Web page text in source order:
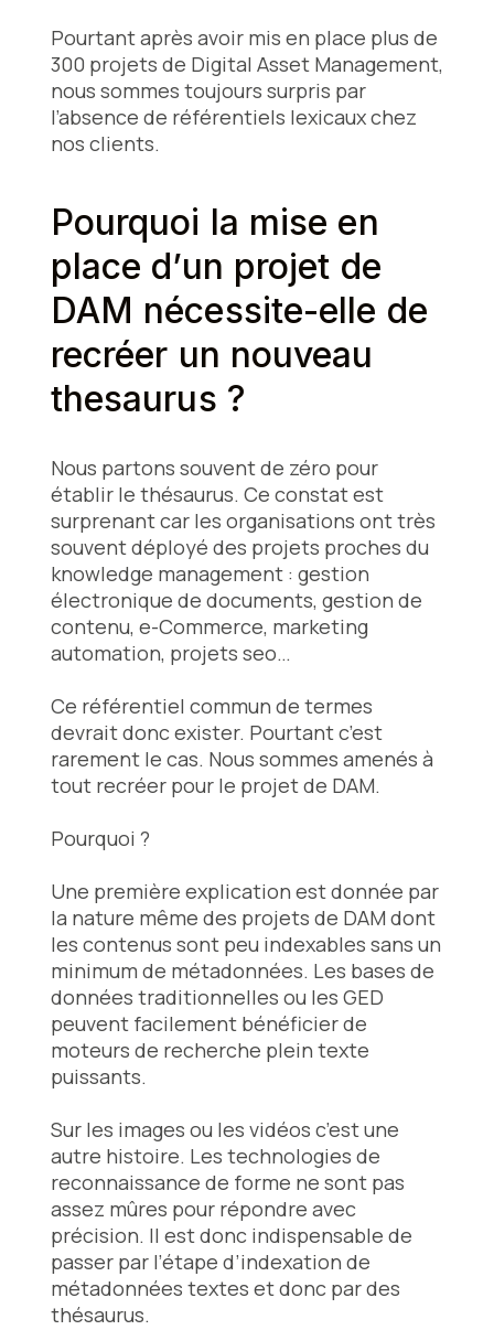
Pourtant après avoir mis en place plus de
300 projets de Digital Asset Management,
nous sommes toujours surpris par
l’absence de référentiels lexicaux chez
nos clients.
Pourquoi la mise en
place d’un projet de
DAM nécessite-elle de
recréer un nouveau
thesaurus ?
Nous partons souvent de zéro pour
établir le thésaurus. Ce constat est
surprenant car les organisations ont très
souvent déployé des projets proches du
knowledge management : gestion
électronique de documents, gestion de
contenu, e-Commerce, marketing
automation, projets seo…
Ce référentiel commun de termes
devrait donc exister. Pourtant c’est
rarement le cas. Nous sommes amenés à
tout recréer pour le projet de DAM.
Pourquoi ?
Une première explication est donnée par
la nature même des projets de DAM dont
les contenus sont peu indexables sans un
minimum de métadonnées. Les bases de
données traditionnelles ou les GED
peuvent facilement bénéficier de
moteurs de recherche plein texte
puissants.
Sur les images ou les vidéos c’est une
autre histoire. Les technologies de
reconnaissance de forme ne sont pas
assez mûres pour répondre avec
précision. Il est donc indispensable de
passer par l’étape d’indexation de
métadonnées textes et donc par des
thésaurus.